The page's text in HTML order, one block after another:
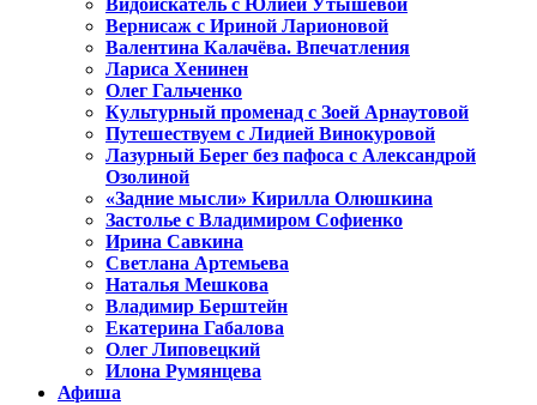
Видоискатель с Юлией Утышевой
Вернисаж с Ириной Ларионовой
Валентина Калачёва. Впечатления
Лариса Хенинен
Олег Гальченко
Культурный променад с Зоей Арнаутовой
Путешествуем с Лидией Винокуровой
Лазурный Берег без пафоса с Александрой
Озолиной
«Задние мысли» Кирилла Олюшкина
Застолье с Владимиром Софиенко
Ирина Савкина
Светлана Артемьева
Наталья Мешкова
Владимир Берштейн
Екатерина Габалова
Олег Липовецкий
Илона Румянцева
Афиша